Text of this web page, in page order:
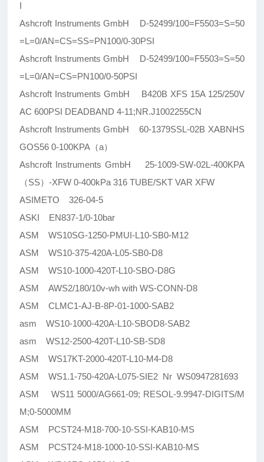
I
Ashcroft Instruments GmbH D-52499/100=F5503=S=50
=L=0/AN=CS=SS=PN100/0-30PSI
Ashcroft Instruments GmbH D-52499/100=F5503=S=50
=L=0/AN=CS=PN100/0-50PSI
Ashcroft Instruments GmbH B420B XFS 15A 125/250V
AC 600PSI DEADBAND 4-11;NR.J1002255CN
Ashcroft Instruments GmbH 60-1379SSL-02B XABNHS
GOS56 0-100KPA（a）
Ashcroft Instruments GmbH 25-1009-SW-02L-400KPA
（SS）-XFW 0-400kPa 316 TUBE/SKT VAR XFW
ASIMETO 326-04-5
ASKI EN837-1/0-10bar
ASM WS10SG-1250-PMUI-L10-SB0-M12
ASM WS10-375-420A-L05-SB0-D8
ASM WS10-1000-420T-L10-SBO-D8G
ASM AWS2/180/10v-wh with WS-CONN-D8
ASM CLMC1-AJ-B-8P-01-1000-SAB2
asm WS10-1000-420A-L10-SBOD8-SAB2
asm WS12-2500-420T-L10-SB-SD8
ASM WS17KT-2000-420T-L10-M4-D8
ASM WS1.1-750-420A-L075-SIE2 Nr WS0947281693
ASM WS11 5000/AG661-09; RESOL-9.9947-DIGITS/M
M;0-5000MM
ASM PCST24-M18-700-10-SSI-KAB10-MS
ASM PCST24-M18-1000-10-SSI-KAB10-MS